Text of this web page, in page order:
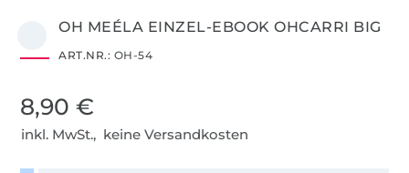
OH MEÉLA EINZEL-EBOOK OHCARRI BIG
ART.NR.: OH-54
8,90 €
inkl. MwSt., keine Versandkosten